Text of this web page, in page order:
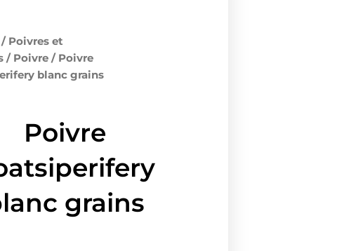
/ Poivres et
/ Poivre / Poivre
blanc grains
Poivre
grains